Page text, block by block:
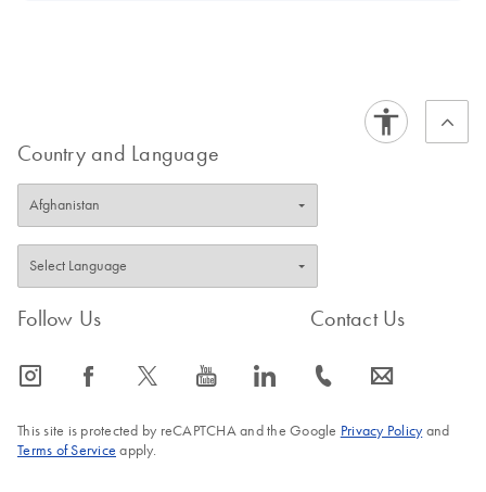
Country and Language
Follow Us
icon_0065_instagram-s icon_0064_facebook-s icon_0340_cc_gen_x-s icon_0077_youtube-s icon_0066_linkedin-s
Contact Us
icon_0072_phone-s icon_0063_envelope-s
This site is protected by reCAPTCHA and the Google Privacy Policyand
Terms of Service apply.